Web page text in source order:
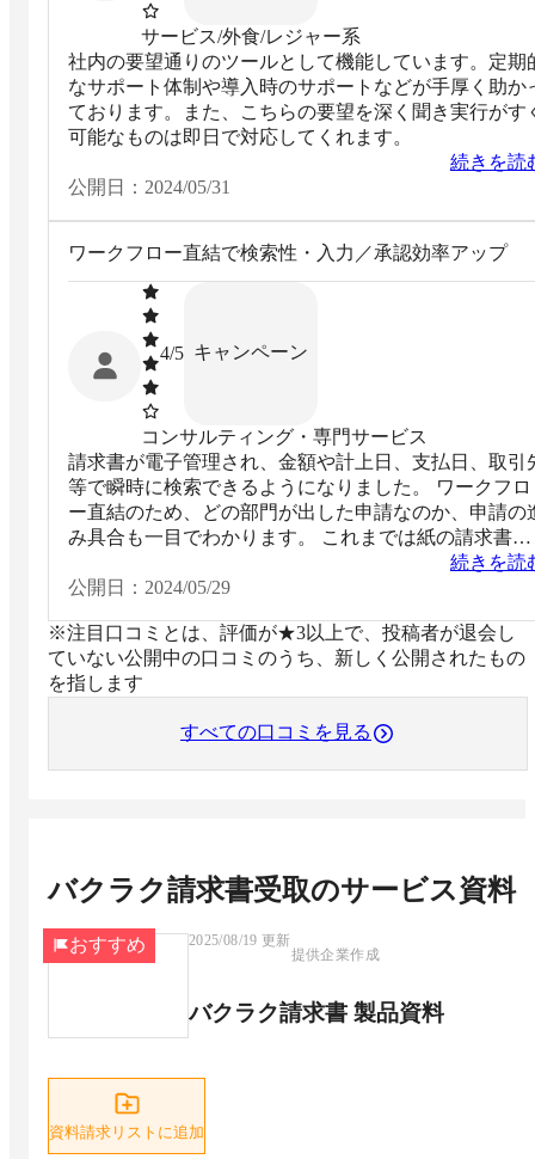
サービス/外食/レジャー系
社内の要望通りのツールとして機能しています。定期
なサポート体制や導入時のサポートなどが手厚く助か
ております。また、こちらの要望を深く聞き実行がす
可能なものは即日で対応してくれます。
続きを読
公開日： 2024/05/31
ワークフロー直結で検索性・入力／承認効率アップ
4/5 キャンペーン
コンサルティング・専門サービス
請求書が電子管理され、金額や計上日、支払日、取引
等で瞬時に検索できるようになりました。 ワークフロ
ー直結のため、どの部門が出した申請なのか、申請の
み具合も一目でわかります。 これまでは紙の請求書が
ないとできなかった承認作業も一画面で完結しますし
誰がどこまで確認したかの証跡（スタンプ・メモ）も
続きを読
公開日： 2024/05/29
※注目口コミとは、評価が★3以上で、投稿者が退会し
ていない公開中の口コミのうち、新しく公開されたもの
を指します
すべての口コミを見る
バクラク請求書受取のサービス資料
おすすめ 2025/08/19 更新
提供企業作成
バクラク請求書 製品資料
資料請求リストに追加